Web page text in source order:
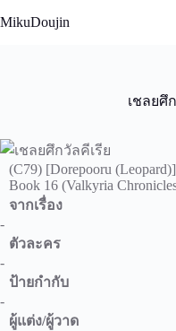
to
MikuDoujin
เชลยศึ
(C79) [Dorepooru
Book 16 (Valkyria
จากเรื่อง
-
ตัวละคร
-
ป้ายกำกับ
-
ผู้แต่ง/ผู้วาด